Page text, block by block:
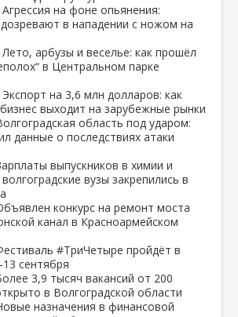
Агрессия на фоне опьянения:
в нападении с ножом на
Лето, арбузы и веселье: как прошёл
в Центральном парке
Экспорт на 3,6 млн долларов: как
выходит на зарубежные рынки
область под ударом:
данные о последствиях атаки
выпускников в химии и
вузы закрепились в
конкурс на ремонт моста
канал в Красноармейском
#ТриЧетыре пройдёт в
сентября
3,9 тысяч вакансий от 200
в Волгоградской области
назначения в финансовой